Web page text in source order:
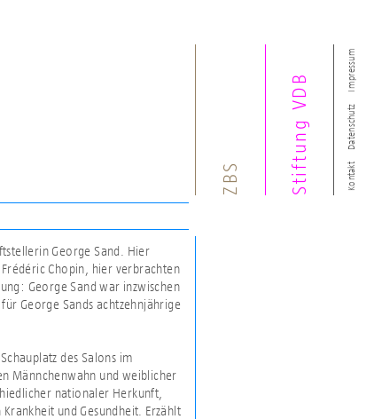
Kontakt
Datenschutz
Impressum
ZBS Stiftung VDB
George Sand. Hier
Chopin, hier verbrachten
George Sand war inzwischen
George Sands achtzehnjährige
des Salons im
Männchenwahn und weiblicher
nationaler Herkunft,
und Gesundheit. Erzählt